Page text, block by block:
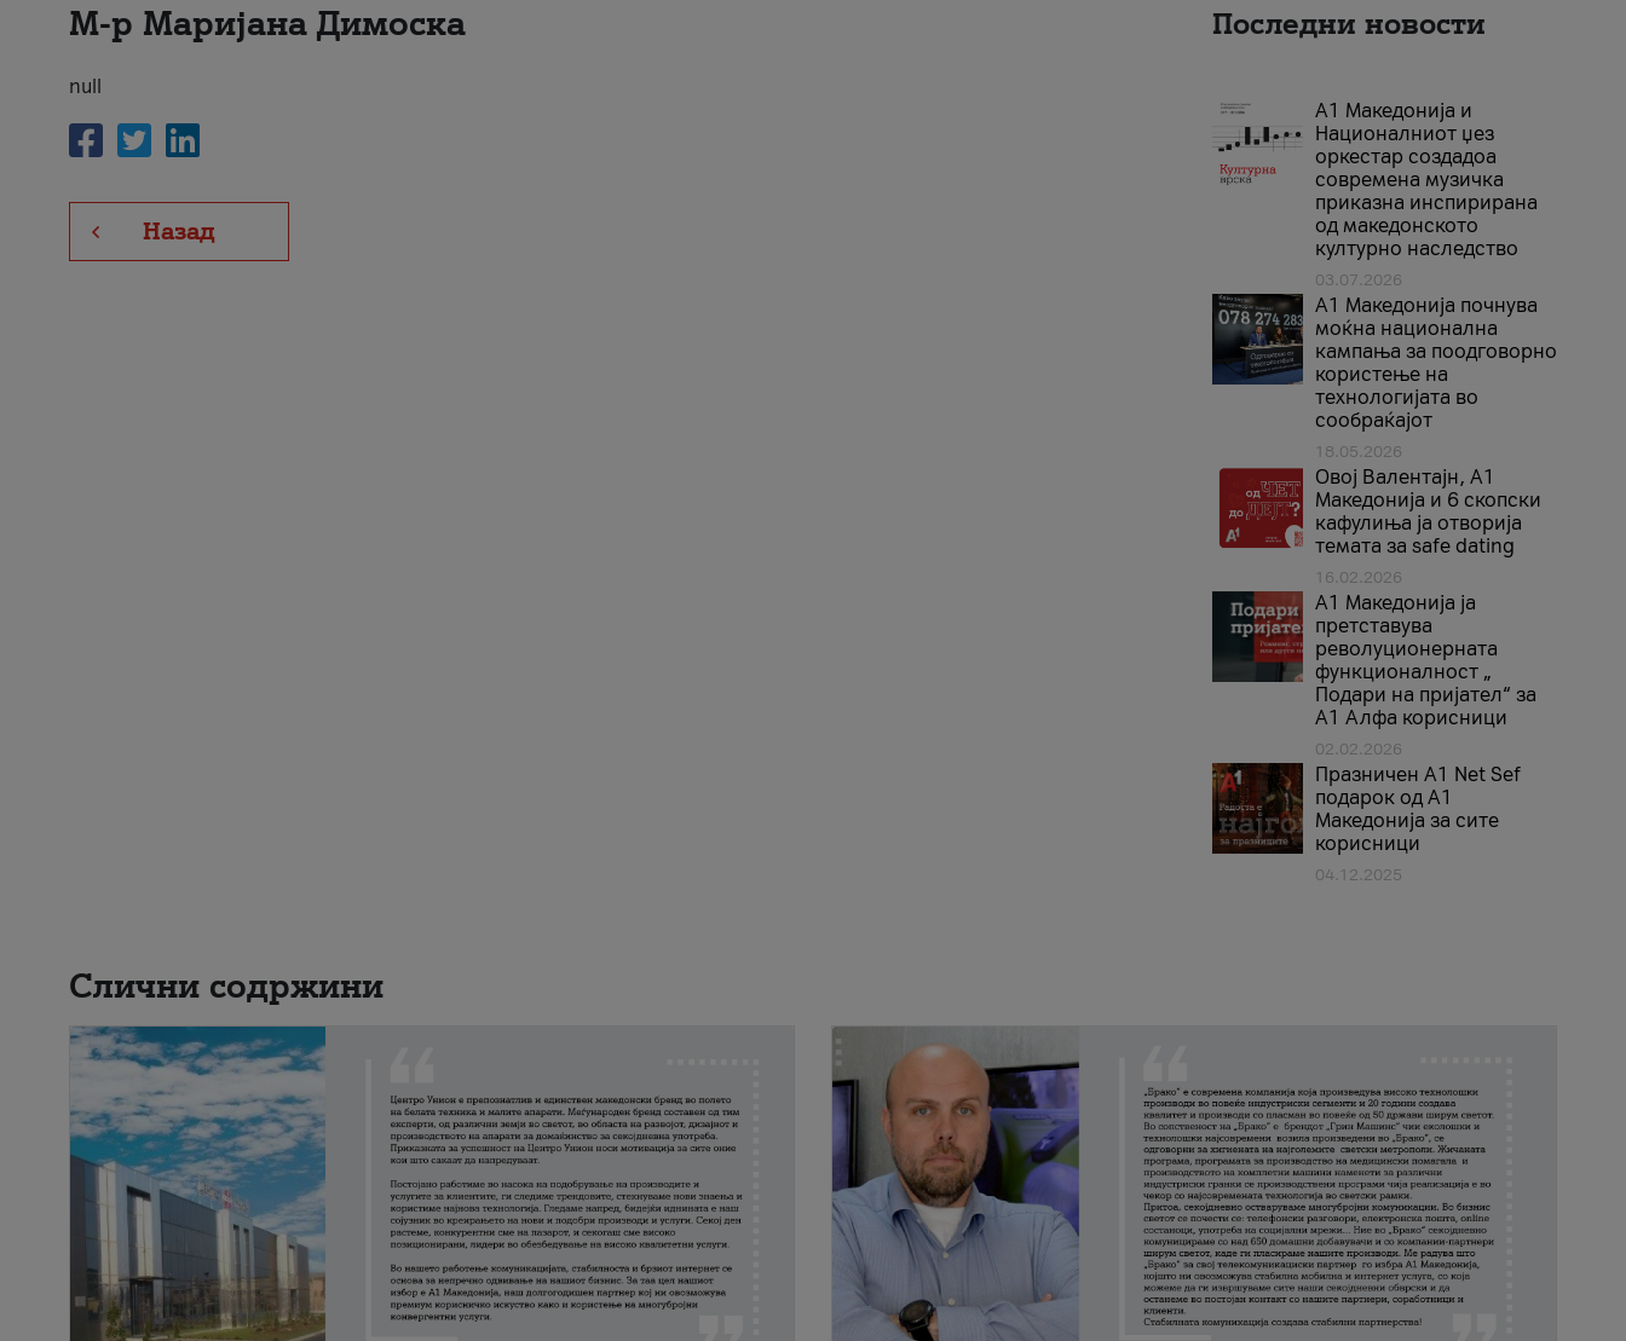
М-р Маријана Димоска
null
Назад
Последни новости
А1 Македонија и
Националниот џез
оркестар создадоа
современа музичка
приказна инспирирана
од македонското
културно наследство
03.07.2026
A1 Македонија почнува
моќна национална
кампања за поодговорно
користење на
технологијата во
сообраќајот
18.05.2026
Овој Валентајн, A1
Македонија и 6 скопски
кафулиња ја отворија
темата за safe dating
16.02.2026
А1 Македонија ја
претставува
револуционерната
функционалност „
Подари на пријател“ за
А1 Алфа корисници
02.02.2026
Празничен A1 Net Sеf
подарок од А1
Македонија за сите
корисници
04.12.2025
Слични содржини